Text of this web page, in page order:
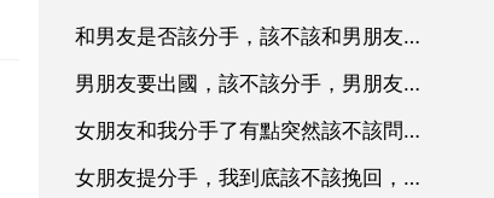
和男友是否該分手，該不該和男朋友分手了？
男朋友要出國，該不該分手，男朋友要出國，該不該分手？
女朋友和我分手了有點突然該不該問她原因
女朋友提分手，我到底該不該挽回，真心請教